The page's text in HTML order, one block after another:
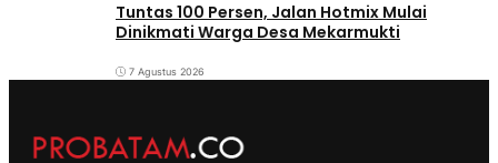
Tuntas 100 Persen, Jalan Hotmix Mulai
Dinikmati Warga Desa Mekarmukti
7 Agustus 2026